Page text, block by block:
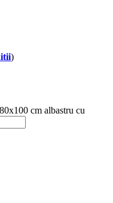
)
cm albastru cu